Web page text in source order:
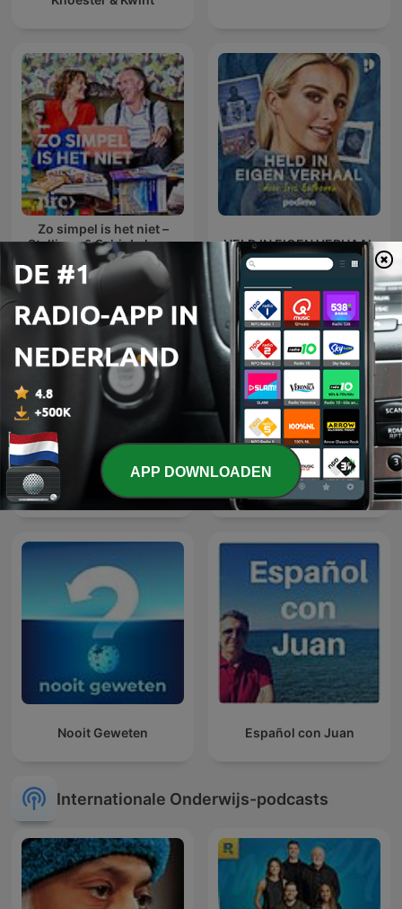
Zo simpel is het niet –
Stellinga & Schinkel over
economie
HELD IN EIGEN VERHAAL
Geschiedenis met Sjaak Podcast Historyczny
Nooit Geweten Español con Juan
Internationale Onderwijs-podcasts
APP DOWNLOADEN